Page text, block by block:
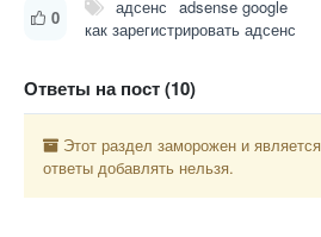
0 адсенс adsense google
как зарегистрировать адсенс
Ответы на пост (10)
Этот раздел заморожен и
ответы добавлять нельзя.